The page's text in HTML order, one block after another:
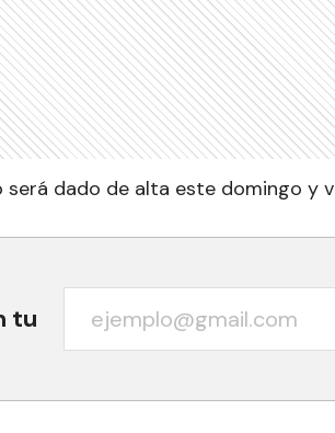
será dado de alta este domingo y
tu